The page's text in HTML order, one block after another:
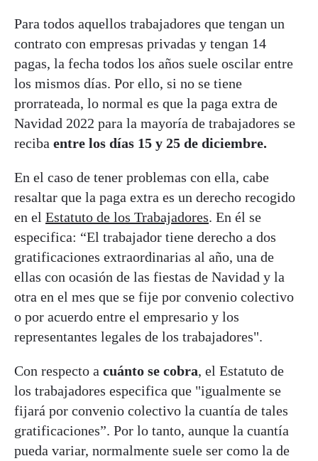
Para todos aquellos trabajadores que tengan un
contrato con empresas privadas y tengan 14
pagas, la fecha todos los años suele oscilar entre
los mismos días. Por ello, si no se tiene
prorrateada, lo normal es que la paga extra de
Navidad 2022 para la mayoría de trabajadores se
reciba entre los días 15 y 25 de diciembre.
En el caso de tener problemas con ella, cabe
resaltar que la paga extra es un derecho recogido
en el Estatuto de los Trabajadores. En él se
especifica: “El trabajador tiene derecho a dos
gratificaciones extraordinarias al año, una de
ellas con ocasión de las fiestas de Navidad y la
otra en el mes que se fije por convenio colectivo
o por acuerdo entre el empresario y los
representantes legales de los trabajadores".
Con respecto a cuánto se cobra, el Estatuto de
los trabajadores especifica que "igualmente se
fijará por convenio colectivo la cuantía de tales
gratificaciones”. Por lo tanto, aunque la cuantía
pueda variar, normalmente suele ser como la de